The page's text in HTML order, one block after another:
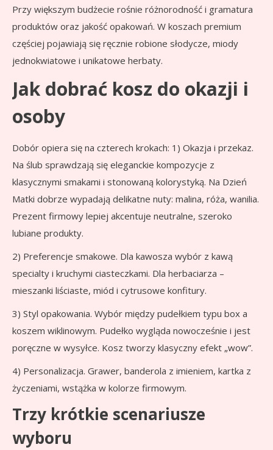
Przy większym budżecie rośnie różnorodność i gramatura
produktów oraz jakość opakowań. W koszach premium
częściej pojawiają się ręcznie robione słodycze, miody
jednokwiatowe i unikatowe herbaty.
Jak dobrać kosz do okazji i
osoby
Dobór opiera się na czterech krokach: 1) Okazja i przekaz.
Na ślub sprawdzają się eleganckie kompozycje z
klasycznymi smakami i stonowaną kolorystyką. Na Dzień
Matki dobrze wypadają delikatne nuty: malina, róża, wanilia.
Prezent firmowy lepiej akcentuje neutralne, szeroko
lubiane produkty.
2) Preferencje smakowe. Dla kawosza wybór z kawą
specialty i kruchymi ciasteczkami. Dla herbaciarza –
mieszanki liściaste, miód i cytrusowe konfitury.
3) Styl opakowania. Wybór między pudełkiem typu box a
koszem wiklinowym. Pudełko wygląda nowocześnie i jest
poręczne w wysyłce. Kosz tworzy klasyczny efekt „wow”.
4) Personalizacja. Grawer, banderola z imieniem, kartka z
życzeniami, wstążka w kolorze firmowym.
Trzy krótkie scenariusze
wyboru